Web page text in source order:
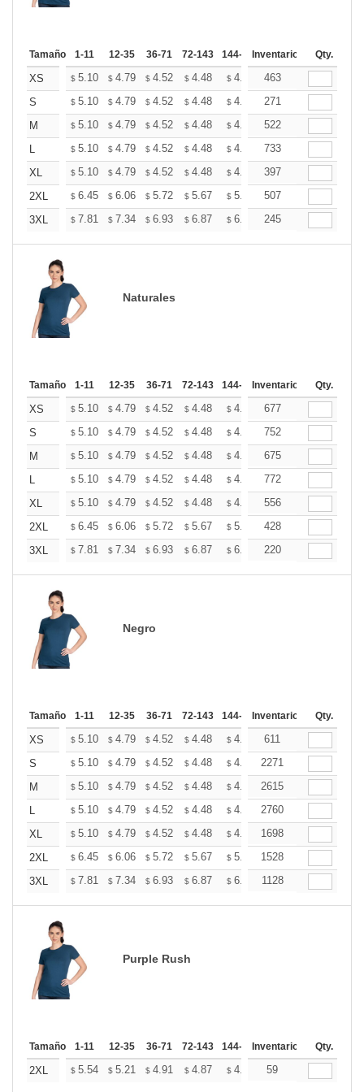
Tamaño 1-11 12-35 36-71 72-143 144-287 288 + Más
Inventario Qty.
XS $ 5.10 $ 4.79 $ 4.52 $ 4.48 $ 4.40 $4.36
463
S
$ 5.10 $ 4.79 $ 4.52 $ 4.48 $ 4.40 $4.36
271
M
$ 5.10 $ 4.79 $ 4.52 $ 4.48 $ 4.40 $4.36
522
L
$ 5.10 $ 4.79 $ 4.52 $ 4.48 $ 4.40 $4.36
733
XL
$ 5.10 $ 4.79 $ 4.52 $ 4.48 $ 4.40 $4.36
397
2XL
$ 6.45 $ 6.06 $ 5.72 $ 5.67 $ 5.57 $5.53
507
3XL
$ 7.81 $ 7.34 $ 6.93 $ 6.87 $ 6.75 $6.69
245
Naturales
Tamaño 1-11 12-35 36-71 72-143 144-287 288 + Más
Inventario Qty.
XS $ 5.10 $ 4.79 $ 4.52 $ 4.48 $ 4.40 $4.36
677
S
$ 5.10 $ 4.79 $ 4.52 $ 4.48 $ 4.40 $4.36
752
M
$ 5.10 $ 4.79 $ 4.52 $ 4.48 $ 4.40 $4.36
675
L
$ 5.10 $ 4.79 $ 4.52 $ 4.48 $ 4.40 $4.36
772
XL
$ 5.10 $ 4.79 $ 4.52 $ 4.48 $ 4.40 $4.36
556
2XL
$ 6.45 $ 6.06 $ 5.72 $ 5.67 $ 5.57 $5.53
428
3XL
$ 7.81 $ 7.34 $ 6.93 $ 6.87 $ 6.75 $6.69
220
Negro
Tamaño 1-11 12-35 36-71 72-143 144-287 288 + Más
Inventario Qty.
XS $ 5.10 $ 4.79 $ 4.52 $ 4.48 $ 4.40 $4.36
611
S
$ 5.10 $ 4.79 $ 4.52 $ 4.48 $ 4.40 $4.36
2271
M
$ 5.10 $ 4.79 $ 4.52 $ 4.48 $ 4.40 $4.36
2615
L
$ 5.10 $ 4.79 $ 4.52 $ 4.48 $ 4.40 $4.36
2760
XL
$ 5.10 $ 4.79 $ 4.52 $ 4.48 $ 4.40 $4.36
1698
2XL
$ 6.45 $ 6.06 $ 5.72 $ 5.67 $ 5.57 $5.53
1528
3XL
$ 7.81 $ 7.34 $ 6.93 $ 6.87 $ 6.75 $6.69
1128
Purple Rush
Tamaño 1-11 12-35 36-71 72-143 144-287 288 + Más
Inventario Qty.
2XL $ 5.54 $ 5.21 $ 4.91 $ 4.87 $ 4.79 $4.75
59